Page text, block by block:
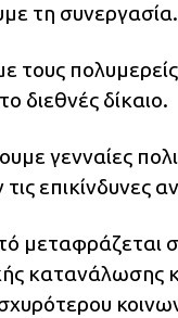
τη συνεργασία.
τους
διεθνές δίκαιο.
γενναίες
επικίνδυνες
μεταφράζεται
κατανάλωσης